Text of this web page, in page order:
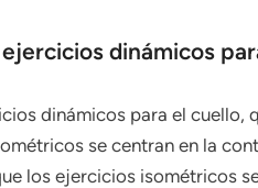
dinámicos
dinámicos para el cuello,
se centran en la
los ejercicios isométricos